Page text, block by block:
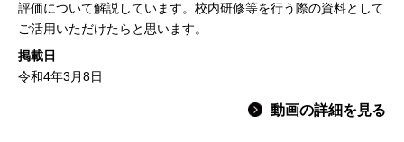
評価について解説しています。校内研修等を行う際の資料として
ご活用いただけたらと思います。
掲載日
令和4年3月8日
動画の詳細を見る